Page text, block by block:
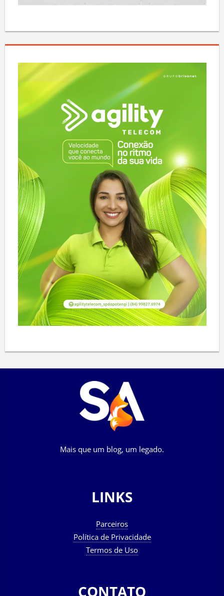
Mais que um blog, um legado.
LINKS
Parceiros
Política de Privacidade
Termos de Uso
CONTATO